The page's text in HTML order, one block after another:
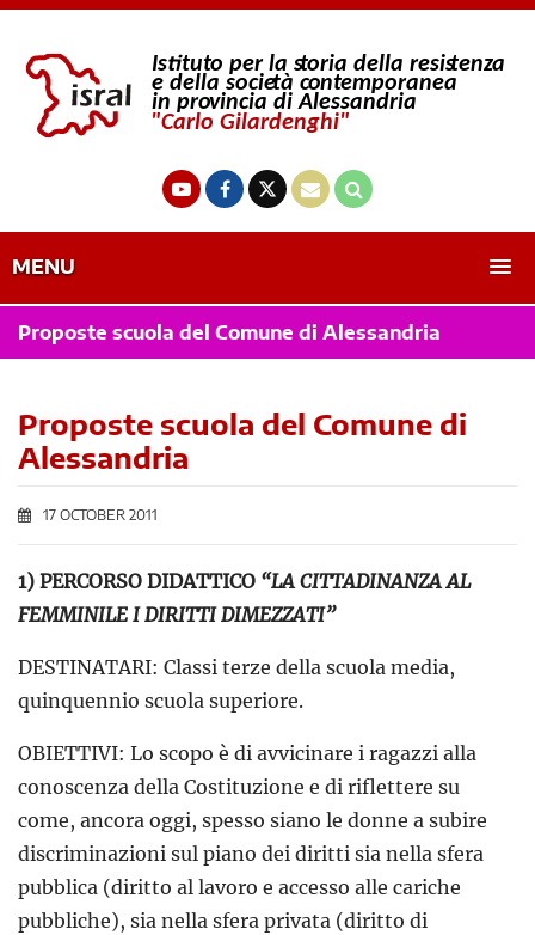
MENU
Proposte scuola del Comune di Alessandria
Proposte scuola del Comune di
Alessandria
17 OCTOBER 2011
1) PERCORSO DIDATTICO “LA CITTADINANZA AL
FEMMINILE I DIRITTI DIMEZZATI”
DESTINATARI: Classi terze della scuola media,
quinquennio scuola superiore.
OBIETTIVI: Lo scopo è di avvicinare i ragazzi alla
conoscenza della Costituzione e di riflettere su
come, ancora oggi, spesso siano le donne a subire
discriminazioni sul piano dei diritti sia nella sfera
pubblica (diritto al lavoro e accesso alle cariche
pubbliche), sia nella sfera privata (diritto di